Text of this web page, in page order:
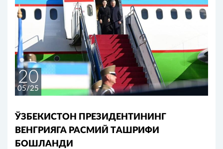
20
05/25
ЎЗБЕКИСТОН ПРЕЗИДЕНТИНИНГ
ВЕНГРИЯГА РАСМИЙ ТАШРИФИ
БОШЛАНДИ